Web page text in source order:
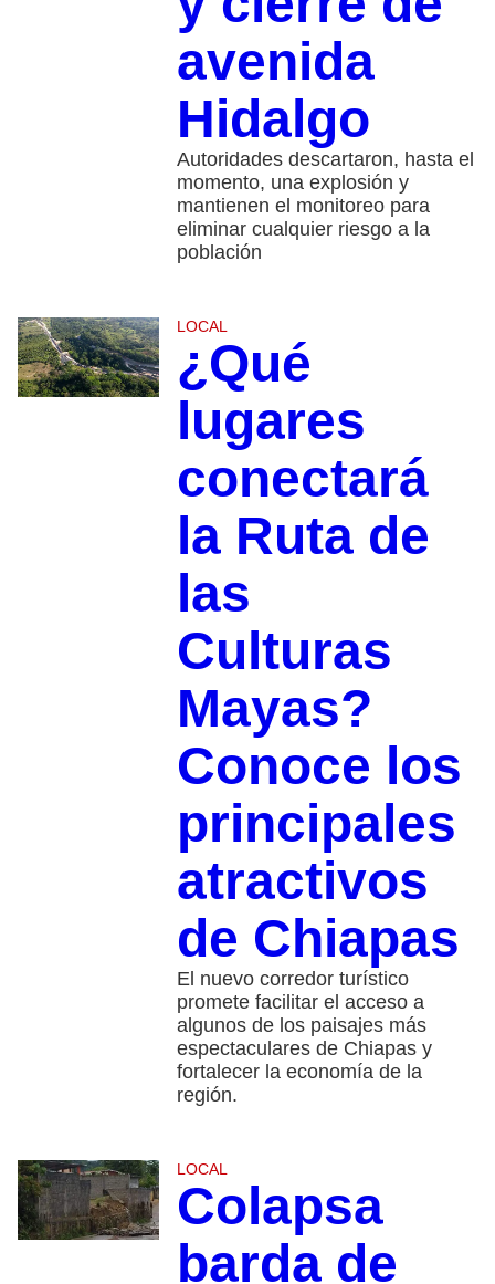
avenida
Hidalgo
Autoridades descartaron, hasta el
momento, una explosión y
mantienen el monitoreo para
eliminar cualquier riesgo a la
población
LOCAL
¿Qué
lugares
conectará
la Ruta de
las
Culturas
Mayas?
Conoce los
principales
atractivos
de Chiapas
El nuevo corredor turístico
promete facilitar el acceso a
algunos de los paisajes más
espectaculares de Chiapas y
fortalecer la economía de la
región.
LOCAL
Colapsa
barda de